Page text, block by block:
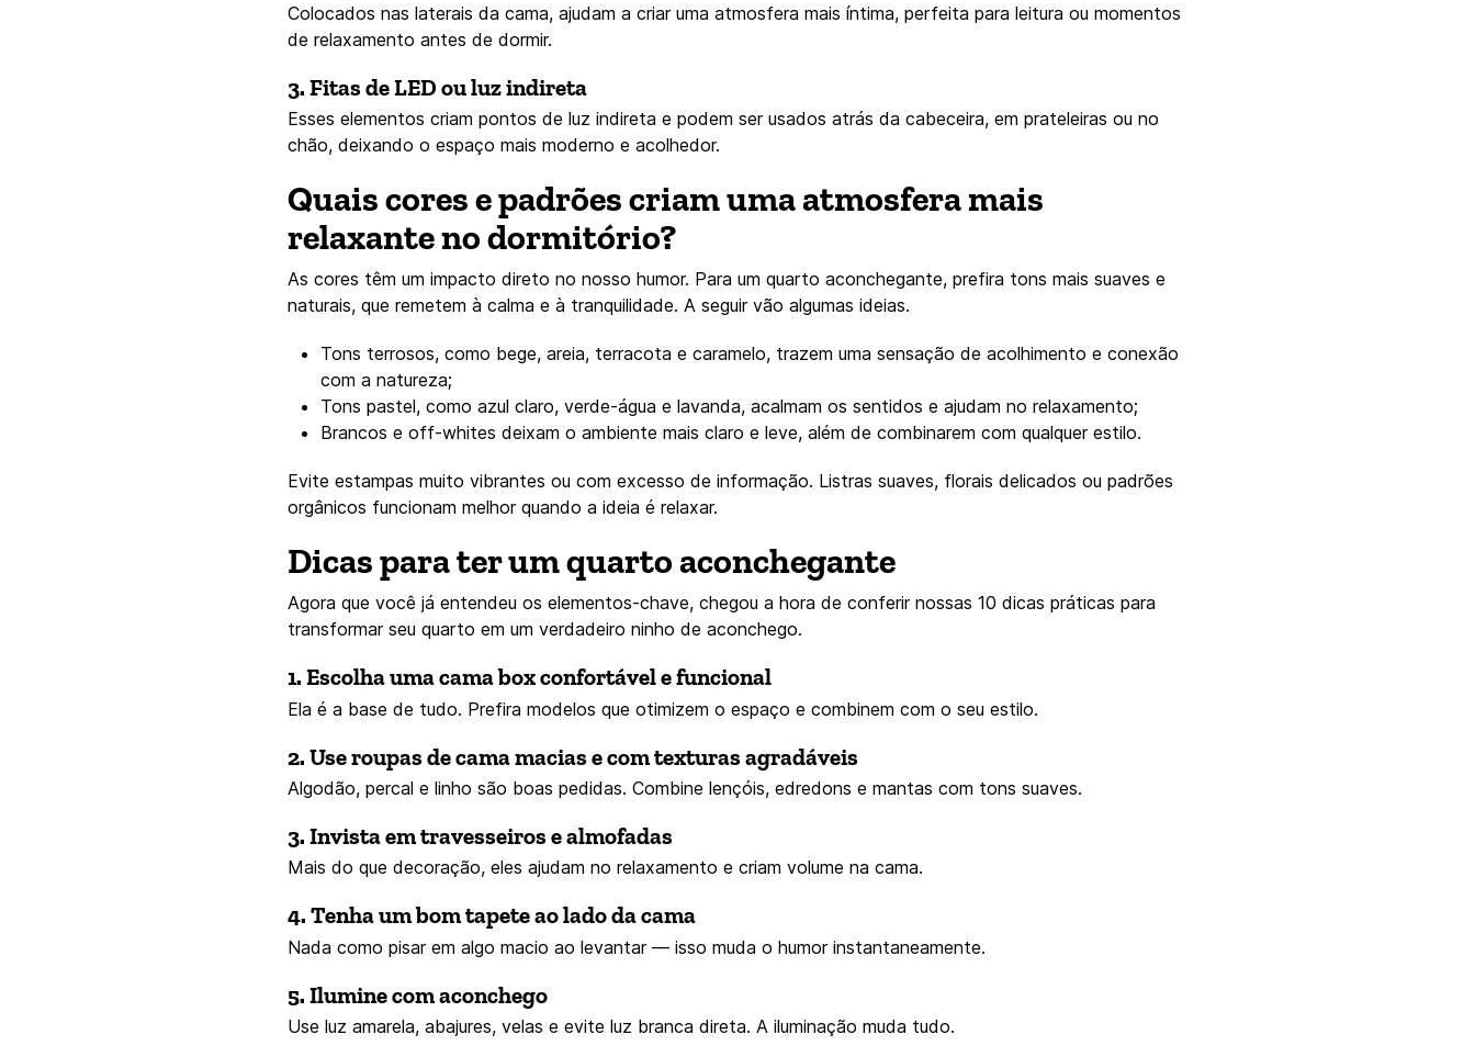
Colocados nas laterais da cama, ajudam a criar uma atmosfera mais íntima, perfeita para leitura ou momentos
de relaxamento antes de dormir.
3. Fitas de LED ou luz indireta
Esses elementos criam pontos de luz indireta e podem ser usados atrás da cabeceira, em prateleiras ou no
chão, deixando o espaço mais moderno e acolhedor.
Quais cores e padrões criam uma atmosfera mais
relaxante no dormitório?
As cores têm um impacto direto no nosso humor. Para um quarto aconchegante, prefira tons mais suaves e
naturais, que remetem à calma e à tranquilidade. A seguir vão algumas ideias.
Tons terrosos, como bege, areia, terracota e caramelo, trazem uma sensação de acolhimento e conexão
com a natureza;
Tons pastel, como azul claro, verde-água e lavanda, acalmam os sentidos e ajudam no relaxamento;
Brancos e off-whites deixam o ambiente mais claro e leve, além de combinarem com qualquer estilo.
Evite estampas muito vibrantes ou com excesso de informação. Listras suaves, florais delicados ou padrões
orgânicos funcionam melhor quando a ideia é relaxar.
Dicas para ter um quarto aconchegante
Agora que você já entendeu os elementos-chave, chegou a hora de conferir nossas 10 dicas práticas para
transformar seu quarto em um verdadeiro ninho de aconchego.
1. Escolha uma cama box confortável e funcional
Ela é a base de tudo. Prefira modelos que otimizem o espaço e combinem com o seu estilo.
2. Use roupas de cama macias e com texturas agradáveis
Algodão, percal e linho são boas pedidas. Combine lençóis, edredons e mantas com tons suaves.
3. Invista em travesseiros e almofadas
Mais do que decoração, eles ajudam no relaxamento e criam volume na cama.
4. Tenha um bom tapete ao lado da cama
Nada como pisar em algo macio ao levantar — isso muda o humor instantaneamente.
5. Ilumine com aconchego
Use luz amarela, abajures, velas e evite luz branca direta. A iluminação muda tudo.